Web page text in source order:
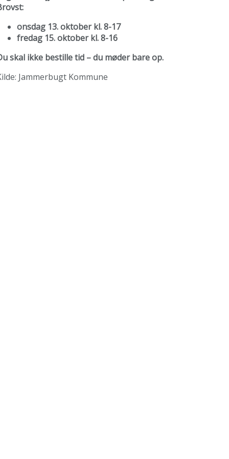
onsdag 13. oktober kl. 8-17
fredag 15. oktober kl. 8-16
skal ikke bestille tid – du møder bare op.
Jammerbugt Kommune